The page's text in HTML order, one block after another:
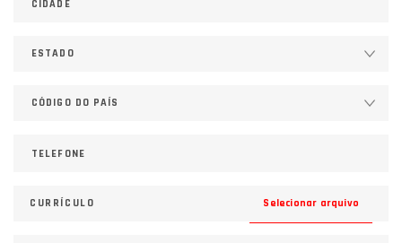
CURRÍCULO Selecionar arquivo